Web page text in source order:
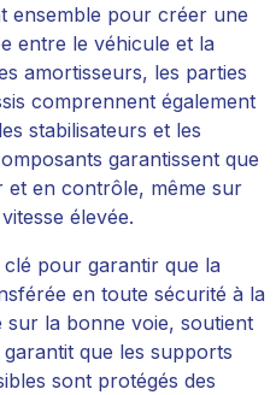
ensemble pour créer une
entre le véhicule et la
amortisseurs, les parties
comprennent également
stabilisateurs et les
garantissent que
en contrôle, même sur
élevée.
pour garantir que la
en toute sécurité à la
sur la bonne voie, soutient
que les supports
sont protégés des